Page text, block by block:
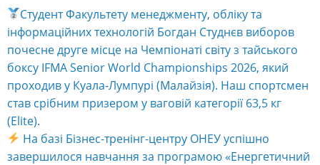
Студент Факультету менеджменту, обліку та
інформаційних технологій Богдан Студнєв виборов
почесне друге місце на Чемпіонаті світу з тайського
боксу IFMA Senior World Championships 2026, який
проходив у Куала-Лумпурі (Малайзія). Наш спортсмен
став срібним призером у ваговій категорії 63,5 кг
(Elite).
На базі Бізнес-тренінг-центру ОНЕУ успішно
завершилося навчання за програмою «Енергетичний